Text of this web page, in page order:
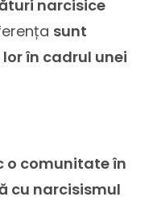
narcisice
sunt
în cadrul unei
o comunitate în
cu narcisismul